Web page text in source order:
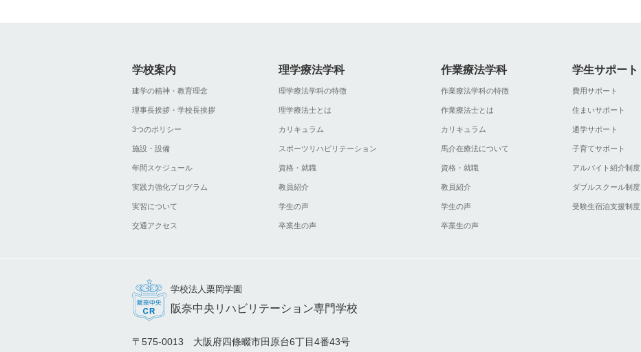
学校案内
建学の精神・教育理念
理事長挨拶・学校長挨拶
3つのポリシー
施設・設備
年間スケジュール
実践力強化プログラム
実習について
交通アクセス
理学療法学科
理学療法学科の特徴
理学療法士とは
カリキュラム
スポーツリハビリテーション
資格・就職
教員紹介
学生の声
卒業生の声
作業療法学科
作業療法学科の特徴
作業療法士とは
カリキュラム
馬介在療法について
資格・就職
教員紹介
学生の声
卒業生の声
学生サポート
費用サポート
住まいサポート
通学サポート
子育てサポート
アルバイト紹介制度
ダブルスクール制度
受験生宿泊支援制度
学校法人栗岡学園
阪奈中央リハビリテーション専門学校
〒575-0013 大阪府四條畷市田原台6丁目4番43号